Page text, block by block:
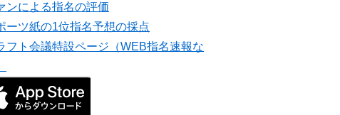
ンによる指名の評価
ーツ紙の1位指名予想の採点
フト会議特設ページ（WEB指名速報な